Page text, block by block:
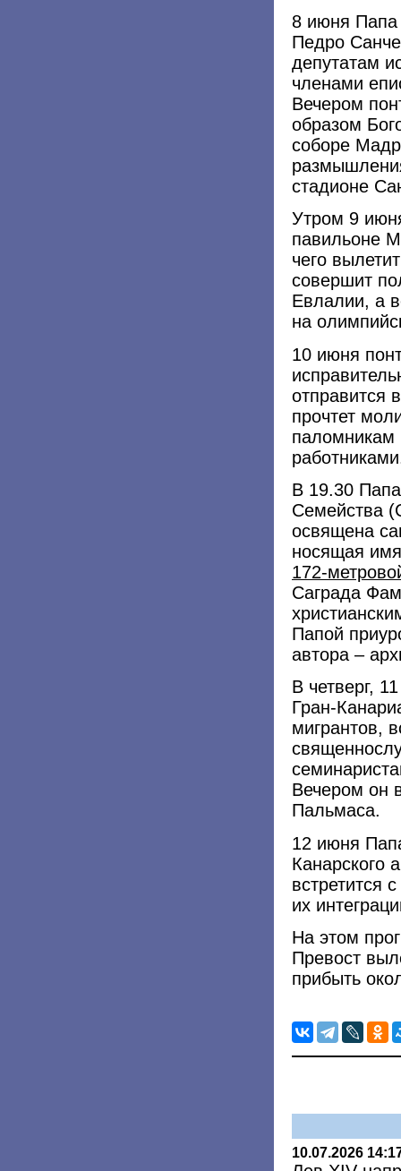
8 июня Папа
Педро
депутатам
членами
Вечером
образом
соборе
стадионе
Утром 9
павильоне
чего
совершит
Евлалии, а
на
10 июня
отправится
прочтет
паломникам
В 19.30
Семейства
освящена
носящая
172-
Саграда
Папой
автора –
В четверг,
Гран-
мигрантов,
Вечером он
Пальмаса.
12 июня
Канарского
встретится
их
На этом
Превост
прибыть
10.07.2026